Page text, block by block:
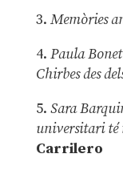
3. Memòries
4. Paula
Chirbes des
5. Sara
universitari té
Carrilero